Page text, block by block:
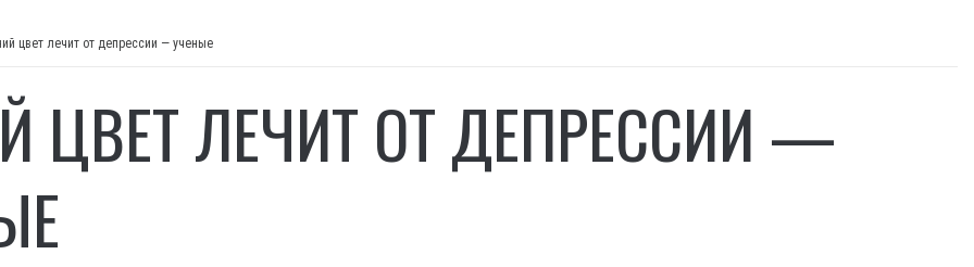
цвет лечит от депрессии — ученые
ЦВЕТ ЛЕЧИТ ОТ ДЕПРЕССИИ —